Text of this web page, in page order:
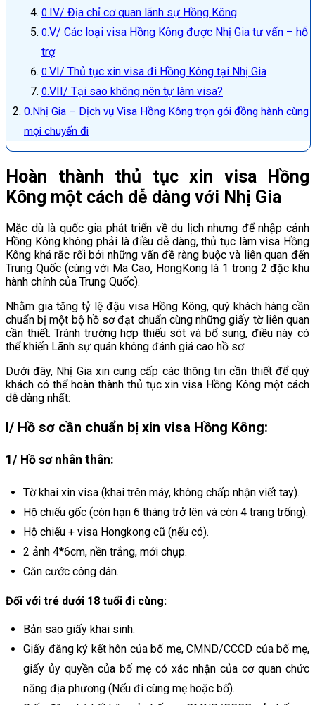
IV/ Địa chỉ cơ quan lãnh sự Hồng Kông
V/ Các loại visa Hồng Kông được Nhị Gia tư vấn – hỗ
trợ
VI/ Thủ tục xin visa đi Hồng Kông tại Nhị Gia
VII/ Tại sao không nên tự làm visa?
Nhị Gia – Dịch vụ Visa Hồng Kông trọn gói đồng hành cùng
mọi chuyến đi
Hoàn thành thủ tục xin visa Hồng
Kông một cách dễ dàng với Nhị Gia
Mặc dù là quốc gia phát triển về du lịch nhưng để nhập cảnh
Hồng Kông không phải là điều dễ dàng, thủ tục làm visa Hồng
Kông khá rắc rối bởi những vấn đề ràng buộc và liên quan đến
Trung Quốc (cùng với Ma Cao, HongKong là 1 trong 2 đặc khu
hành chính của Trung Quốc).
Nhằm gia tăng tỷ lệ đậu visa Hồng Kông, quý khách hàng cần
chuẩn bị một bộ hồ sơ đạt chuẩn cùng những giấy tờ liên quan
cần thiết. Tránh trường hợp thiếu sót và bổ sung, điều này có
thể khiến Lãnh sự quán không đánh giá cao hồ sơ.
Dưới đây, Nhị Gia xin cung cấp các thông tin cần thiết để quý
khách có thể hoàn thành thủ tục xin visa Hồng Kông một cách
dễ dàng nhất:
I/ Hồ sơ cần chuẩn bị xin visa Hồng Kông:
1/ Hồ sơ nhân thân:
Tờ khai xin visa (khai trên máy, không chấp nhận viết tay).
Hộ chiếu gốc (còn hạn 6 tháng trở lên và còn 4 trang trống).
Hộ chiếu + visa Hongkong cũ (nếu có).
2 ảnh 4*6cm, nền trắng, mới chụp.
Căn cước công dân.
Đối với trẻ dưới 18 tuổi đi cùng:
Bản sao giấy khai sinh.
Giấy đăng ký kết hôn của bố mẹ, CMND/CCCD của bố mẹ,
giấy ủy quyền của bố mẹ có xác nhận của cơ quan chức
năng địa phương (Nếu đi cùng mẹ hoặc bố).